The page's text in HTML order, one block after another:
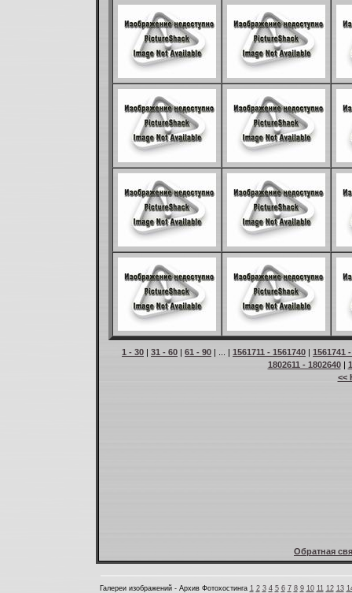
1 - 30 | 31 - 60 | 61 - 90 | ... | 1561711 - 1561740 | 1561741
1802611 - 1802640|
<<
Обратная
Галереи изображений - Архив Фотохостинга 1 2 3 4 5 6 7 8 9 10 11 12 13